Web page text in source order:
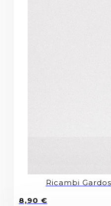
Ricambi
8,90 €